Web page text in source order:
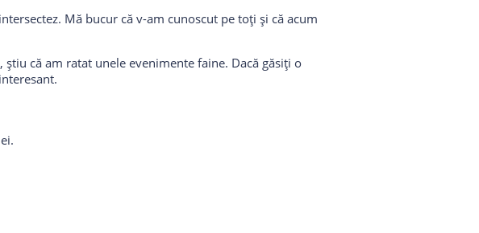
Mă bucur că v-am cunoscut pe toți și că acum
că am ratat unele evenimente faine. Dacă găsiți o